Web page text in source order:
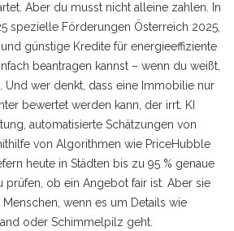
Aber du musst nicht alleine zahlen. In
spezielle Förderungen Österreich 2025,
günstige Kredite für energieeffiziente
beantragen kannst – wenn du weißt,
Und wer denkt, dass eine Immobilie nur
bewertet werden kann, der irrt. KI
automatisierte Schätzungen von
von Algorithmen wie PriceHubble
heute in Städten bis zu 95 % genaue
prüfen, ob ein Angebot fair ist. Aber sie
wenn es um Details wie
oder Schimmelpilz geht.